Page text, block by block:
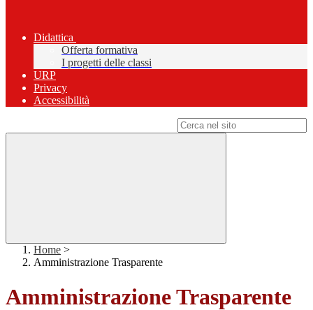
Didattica
Offerta formativa
I progetti delle classi
URP
Privacy
Accessibilità
Home >
Amministrazione Trasparente
Amministrazione Trasparente